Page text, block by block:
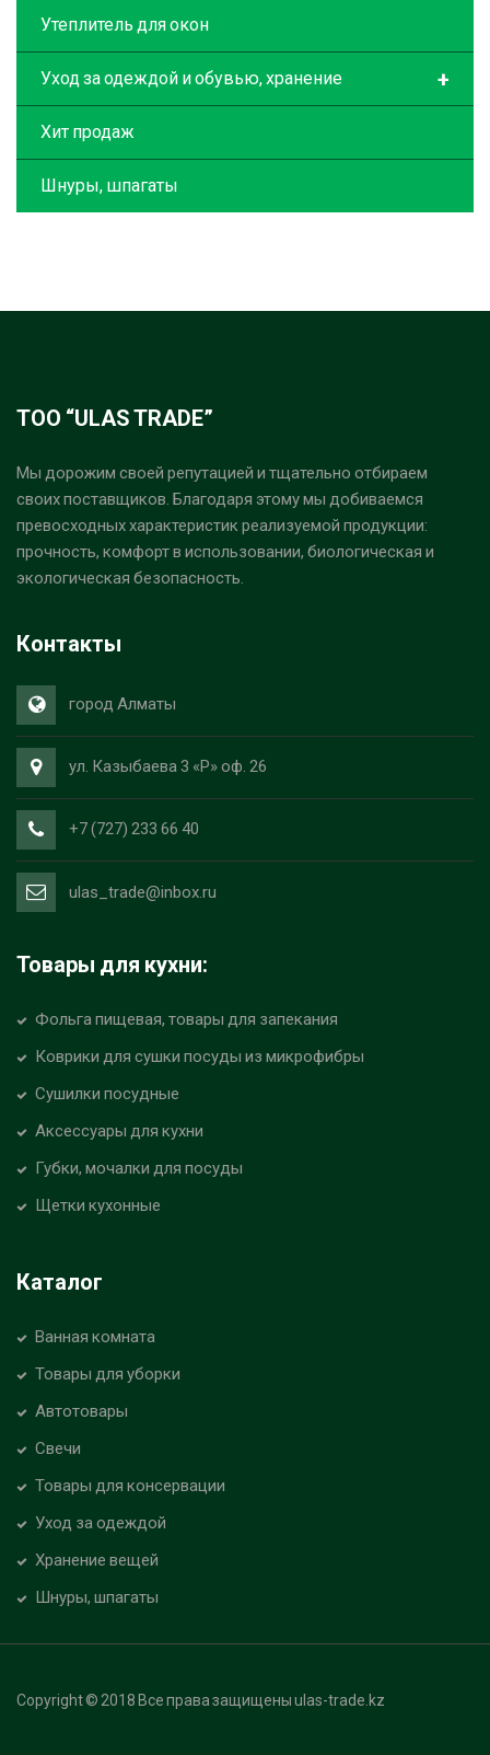
Утеплитель для окон
+
Уход за одеждой и обувью, хранение
Хит продаж
Шнуры, шпагаты
ТОО “ULAS TRADE”
Мы дорожим своей репутацией и тщательно отбираем
своих поставщиков. Благодаря этому мы добиваемся
превосходных характеристик реализуемой продукции:
прочность, комфорт в использовании, биологическая и
экологическая безопасность.
Контакты
город Алматы
ул. Казыбаева 3 «Р» оф. 26
+7 (727) 233 66 40
ulas_trade@inbox.ru
Товары для кухни:
Фольга пищевая, товары для запекания
Коврики для сушки посуды из микрофибры
Сушилки посудные
Аксессуары для кухни
Губки, мочалки для посуды
Щетки кухонные
Каталог
Ванная комната
Товары для уборки
Автотовары
Свечи
Товары для консервации
Уход за одеждой
Хранение вещей
Шнуры, шпагаты
Copyright © 2018 Все права защищены ulas-trade.kz